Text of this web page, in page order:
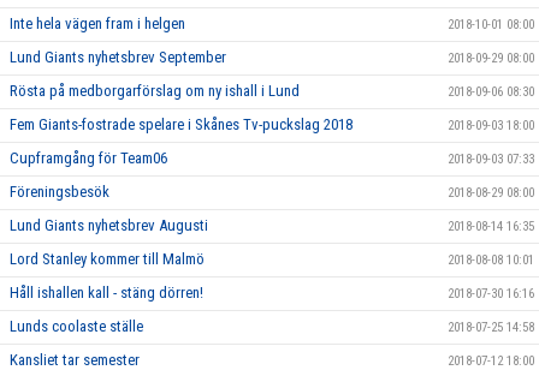
Inte hela vägen fram i helgen 2018-10-01 08:00
Lund Giants nyhetsbrev September 2018-09-29 08:00
Rösta på medborgarförslag om ny ishall i Lund 2018-09-06 08:30
Fem Giants-fostrade spelare i Skånes Tv-puckslag 2018 2018-09-03 18:00
Cupframgång för Team06 2018-09-03 07:33
Föreningsbesök 2018-08-29 08:00
Lund Giants nyhetsbrev Augusti 2018-08-14 16:35
Lord Stanley kommer till Malmö 2018-08-08 10:01
Håll ishallen kall - stäng dörren! 2018-07-30 16:16
Lunds coolaste ställe 2018-07-25 14:58
Kansliet tar semester 2018-07-12 18:00